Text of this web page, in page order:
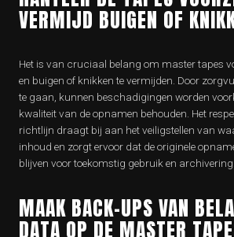
VERMIJD BUIGEN OF
Het is van cruciaal belang om master tapes
en buigen of knikken te vermijden. Door
te gaan, kunnen beschadigingen worden
kwaliteit van de opnamen behouden. Het
richtlijn draagt bij aan het veiligstellen van
inhoud en zorgt ervoor dat de originele
blijven voor toekomstig gebruik en archivering.
MAAK BACK-UPS VAN
DATA OP DE MASTER